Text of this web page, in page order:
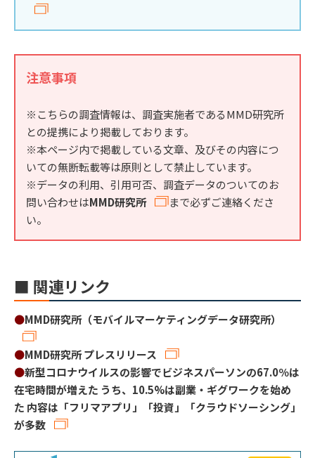
注意事項
※こちらの調査情報は、調査実施者であるMMD研究所
との提携により掲載しております。
※本ページ内で掲載している文章、及びその内容につ
いての無断転載等は原則として禁止しています。
※データの利用、引用可否、調査データのついてのお
問い合わせはMMD研究所
まで必ずご連絡くださ
い。
■ 関連リンク
●MMD研究所（モバイルマーケティングデータ研究所）
●MMD研究所 プレスリリース
●新型コロナウイルスの影響でビジネスパーソンの67.0％は
在宅時間が増えた うち、10.5%は副業・ギグワークを始め
た 内容は「フリマアプリ」「投資」「クラウドソーシング」
が多数